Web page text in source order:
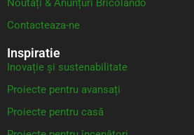
Noutăți & Anunțuri Bricolando
Contacteaza-ne
Inspiratie
Inovație și sustenabilitate
Proiecte pentru avansați
Proiecte pentru casă